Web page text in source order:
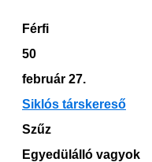
Férfi
50
február 27.
Siklós társkereső
Szűz
Egyedülálló vagyok